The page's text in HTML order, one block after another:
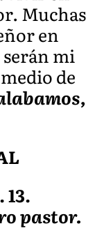
Muchas
en
mi
de
13.
pastor.